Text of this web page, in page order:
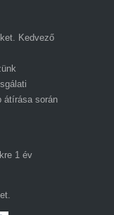
Kedvező
átírása során
1 év